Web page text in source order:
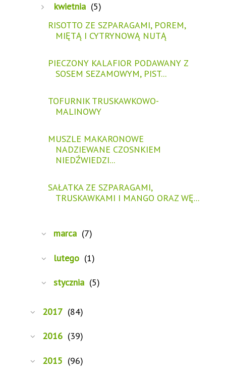
kwietnia (5)
RISOTTO ZE SZPARAGAMI, POREM,
MIĘTĄ I CYTRYNOWĄ NUTĄ
PIECZONY KALAFIOR PODAWANY Z
SOSEM SEZAMOWYM, PIST...
TOFURNIK TRUSKAWKOWO-
MALINOWY
MUSZLE MAKARONOWE
NADZIEWANE CZOSNKIEM
NIEDŹWIEDZI...
SAŁATKA ZE SZPARAGAMI,
TRUSKAWKAMI I MANGO ORAZ WĘ...
marca (7)
lutego (1)
stycznia (5)
2017 (84)
2016 (39)
2015 (96)